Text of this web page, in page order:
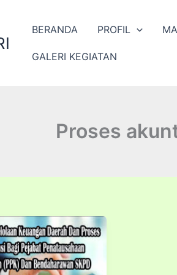
BERANDA PROFIL
GALERI KEGIATAN
Proses